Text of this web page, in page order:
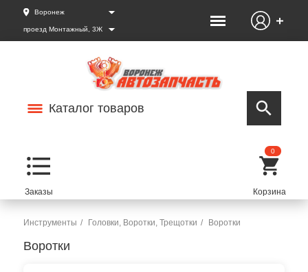
Воронеж
проезд Монтажный, 3Ж
Каталог товаров
0
Инструменты Головки, Воротки, Трещотки Воротки
Воротки